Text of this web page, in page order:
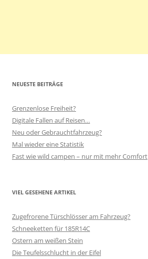
NEUESTE BEITRÄGE
Grenzenlose Freiheit?
Digitale Fallen auf Reisen…
Neu oder Gebrauchtfahrzeug?
Mal wieder eine Statistik
Fast wie wild campen – nur mit mehr Comfort
VIEL GESEHENE ARTIKEL
Zugefrorene Türschlösser am Fahrzeug?
Schneeketten für 185R14C
Ostern am weißen Stein
Die Teufelsschlucht in der Eifel